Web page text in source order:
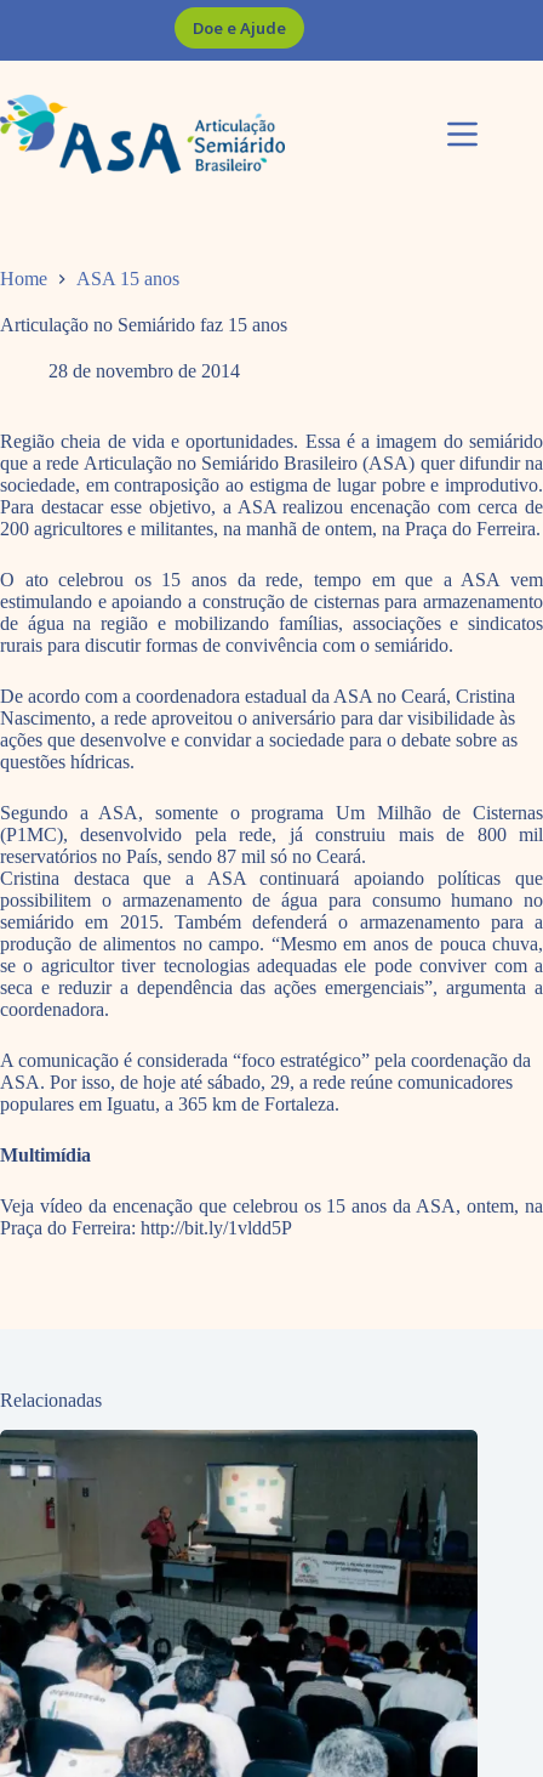
Doe e Ajude
Home ASA 15 anos
Articulação no Semiárido faz 15 anos
28 de novembro de 2014
Região cheia de vida e oportunidades. Essa é a imagem do semiárido
que a rede Articulação no Semiárido Brasileiro (ASA) quer difundir na
sociedade, em contraposição ao estigma de lugar pobre e improdutivo.
Para destacar esse objetivo, a ASA realizou encenação com cerca de
200 agricultores e militantes, na manhã de ontem, na Praça do Ferreira.
O ato celebrou os 15 anos da rede, tempo em que a ASA vem
estimulando e apoiando a construção de cisternas para armazenamento
de água na região e mobilizando famílias, associações e sindicatos
rurais para discutir formas de convivência com o semiárido.
De acordo com a coordenadora estadual da ASA no Ceará, Cristina
Nascimento, a rede aproveitou o aniversário para dar visibilidade às
ações que desenvolve e convidar a sociedade para o debate sobre as
questões hídricas.
Segundo a ASA, somente o programa Um Milhão de Cisternas
(P1MC), desenvolvido pela rede, já construiu mais de 800 mil
reservatórios no País, sendo 87 mil só no Ceará.
Cristina destaca que a ASA continuará apoiando políticas que
possibilitem o armazenamento de água para consumo humano no
semiárido em 2015. Também defenderá o armazenamento para a
produção de alimentos no campo. “Mesmo em anos de pouca chuva,
se o agricultor tiver tecnologias adequadas ele pode conviver com a
seca e reduzir a dependência das ações emergenciais”, argumenta a
coordenadora.
A comunicação é considerada “foco estratégico” pela coordenação da
ASA. Por isso, de hoje até sábado, 29, a rede reúne comunicadores
populares em Iguatu, a 365 km de Fortaleza.
Multimídia
Veja vídeo da encenação que celebrou os 15 anos da ASA, ontem, na
Praça do Ferreira: http://bit.ly/1vldd5P
Relacionadas